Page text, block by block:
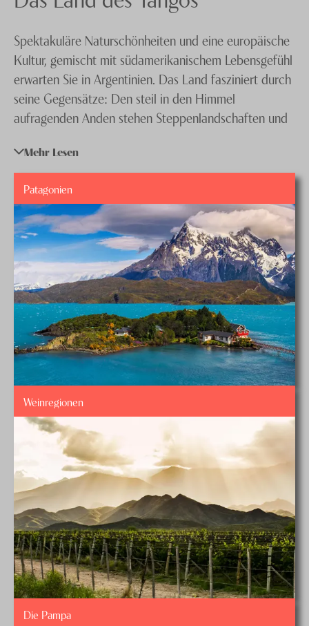
Uruguay
Knecht Gruppe
AGB
Impressum
Jobs
Spektakuläre Naturschönheiten und eine europäische
Kultur, gemischt mit südamerikanischem Lebensgefühl
erwarten Sie in Argentinien. Das Land fasziniert durch
seine Gegensätze: Den steil in den Himmel
aufragenden Anden stehen Steppenlandschaften und
Naturliebhaber finden in Argentinien ideale
Bedingungen für ihre Kultur- oder Aktivferien. Um
optimal von Ihren Argentinien Ferien zu profitieren,
sollten Sie die Planung erfahrenen Spezialisten
anvertrauen. Unsere Experten stellen Ihnen gern ein
Angebot für eine massgeschneiderte Argentinien Reise
ganz nach Ihrem Geschmack zusammen.
Auch aussergewöhnliche Wünsche können dabei
berücksichtigt werden. Vielleicht möchten Sie wie ein
Gaucho die Argentinien Pampa durchstreifen oder
Ihre Vermählung mit einer Argentinien Hochzeitsreise
krönen?
Träumen Sie davon, Argentinien Mietwagenrundreisen
zu unternehmen? Weiter gilt das Land als idealer
Ausgangspunkt für Antarktis Kreuzfahrten, die oftmals
vonUshuaia aus starten. Ein besonders intensives und
vielfältiges Südamerika-Erlebnis geniessen Sie auf
entspannten, mehrere Länder umfassenden
Argentinien Schiffsreisen. Sprechen Sie unsere
Argentinien Spezialisten an! Sie helfen Ihnen gern,
Ihren Traum einer Argentinien Reise wahr werden zu
lassen.
Mehr Lesen
Patagonien
Weinregionen
Die Pampa